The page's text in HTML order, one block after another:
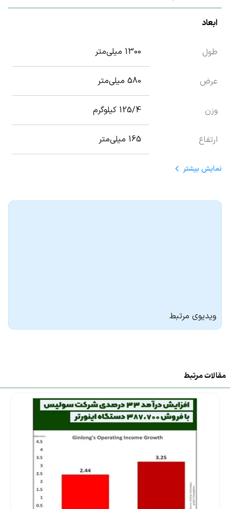
ابعاد
طول 1300 میلی‌متر
عرض 580 میلی‌متر
وزن 125/4 کیلوگرم
ارتفاع 165 میلی‌متر
باتری
نوع باتری Lithium-ion
تعداد MPPT
حداکثر توان خروجی
حداکثر جریان
25 آمپر
حداکثر ولتاژ ورودی 320 ولت
نمایش بیشتر
play_circle
ویدیوی مرتبط
مقالات مرتبط